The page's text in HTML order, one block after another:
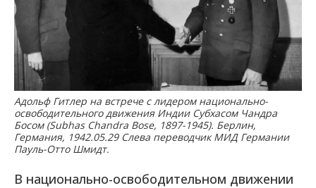
Адольф Гитлер на встрече с лидером национально-
освободительного движения Индии Субхасом Чандра
Босом (Subhas Chandra Bose, 1897-1945). Берлин,
Германия, 1942.05.29 Слева переводчик МИД Германии
Пауль-Отто Шмидт.
В национально-освободительном движении